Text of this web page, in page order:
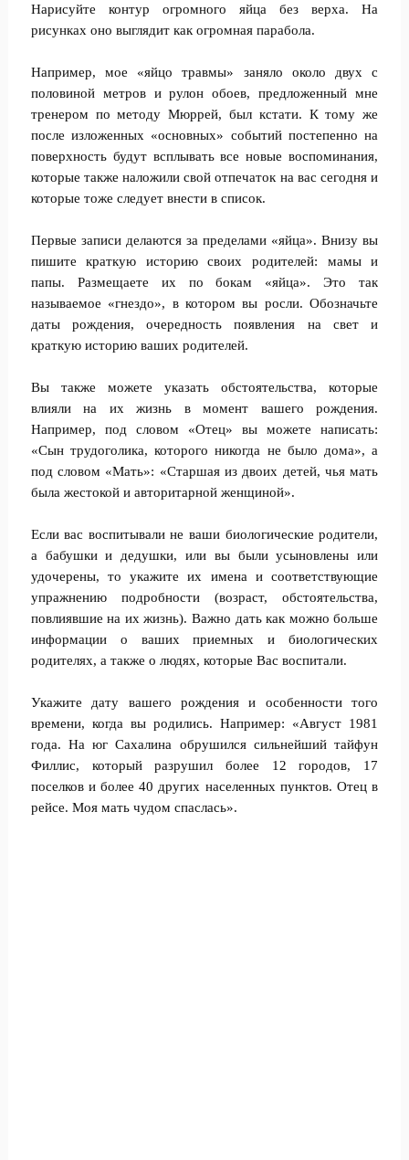
Нарисуйте контур огромного яйца без верха. На
рисунках оно выглядит как огромная парабола.
Например, мое «яйцо травмы» заняло около двух с
половиной метров и рулон обоев, предложенный мне
тренером по методу Мюррей, был кстати. К тому же
после изложенных «основных» событий постепенно на
поверхность будут всплывать все новые воспоминания,
которые также наложили свой отпечаток на вас сегодня и
которые тоже следует внести в список.
Первые записи делаются за пределами «яйца». Внизу вы
пишите краткую историю своих родителей: мамы и
папы. Размещаете их по бокам «яйца». Это так
называемое «гнездо», в котором вы росли. Обозначьте
даты рождения, очередность появления на свет и
краткую историю ваших родителей.
Вы также можете указать обстоятельства, которые
влияли на их жизнь в момент вашего рождения.
Например, под словом «Отец» вы можете написать:
«Сын трудоголика, которого никогда не было дома», а
под словом «Мать»: «Старшая из двоих детей, чья мать
была жестокой и авторитарной женщиной».
Если вас воспитывали не ваши биологические родители,
а бабушки и дедушки, или вы были усыновлены или
удочерены, то укажите их имена и соответствующие
упражнению подробности (возраст, обстоятельства,
повлиявшие на их жизнь). Важно дать как можно больше
информации о ваших приемных и биологических
родителях, а также о людях, которые Вас воспитали.
Укажите дату вашего рождения и особенности того
времени, когда вы родились. Например: «Август 1981
года. На юг Сахалина обрушился сильнейший тайфун
Филлис, который разрушил более 12 городов, 17
поселков и более 40 других населенных пунктов. Отец в
рейсе. Моя мать чудом спаслась».